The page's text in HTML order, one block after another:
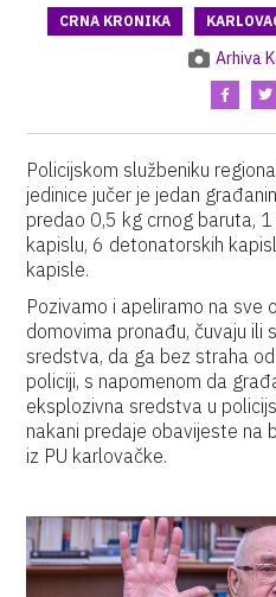
CRNA KRONIKA
Arhiva
Policijskom službeniku
jedinice jučer je jedan
predao 0,5 kg crnog baruta,
kapislu, 6 detonatorskih
kapisle.
Pozivamo i apeliramo na sve
domovima pronađu, čuvaju ili
sredstva, da ga bez straha
policiji, s napomenom da
eksplozivna sredstva u
nakani predaje obavijeste na
iz PU karlovačke.